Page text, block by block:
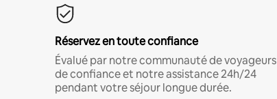
Réservez en toute confiance
Évalué par notre communauté de voyageurs
de confiance et notre assistance 24h/24
pendant votre séjour longue durée.